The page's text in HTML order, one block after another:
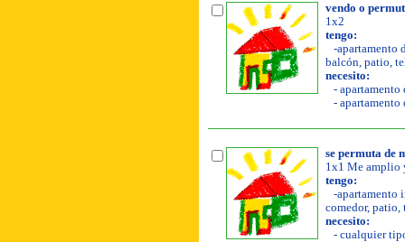
vendo o
1x2
tengo:
-apartamento
balcón, patio,
necesito:
- apartamento
- apartamento
se permuta de
1x1 Me amplio
tengo:
-apartamento
comedor, patio,
necesito:
- cualquier